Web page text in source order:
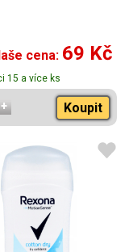
cena: 69 Kč
15 a více ks
Koupit